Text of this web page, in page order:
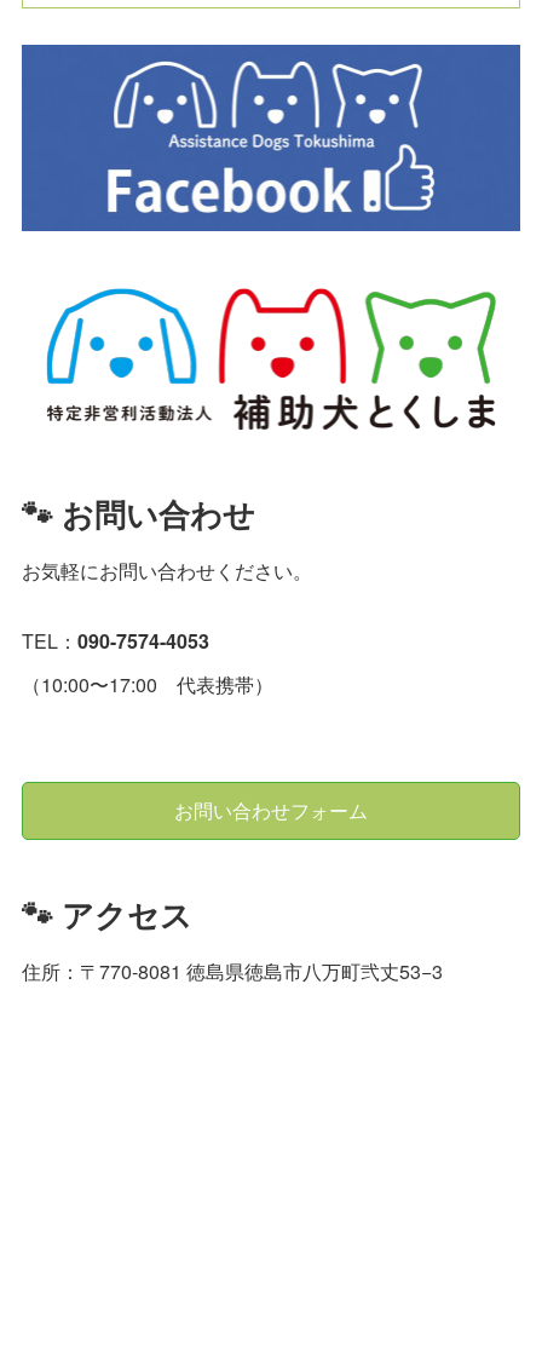
🐾 お問い合わせ
お気軽にお問い合わせください。
TEL：090-7574-4053
（10:00〜17:00 代表携帯）
お問い合わせフォーム
🐾 アクセス
住所：〒770-8081 徳島県徳島市八万町弐丈53−3